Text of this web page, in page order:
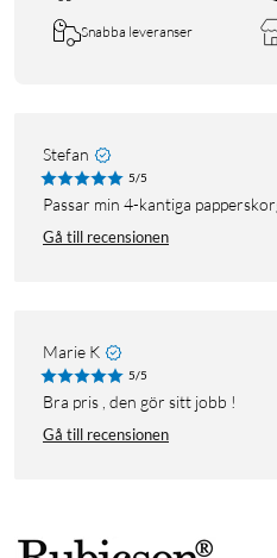
Snabba leveranser
Stefan
5/5
Passar min 4-kantiga
Gå till recensionen
Marie K
5/5
Bra pris , den gör sitt jobb !
Gå till recensionen